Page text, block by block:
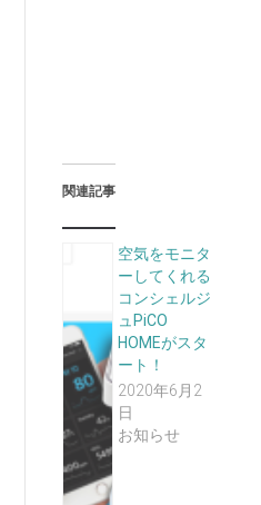
関連記事
空気をモニタ
ーしてくれる
コンシェルジ
ュPiCO
HOMEがスタ
ート！
2020年6月2
日
お知らせ